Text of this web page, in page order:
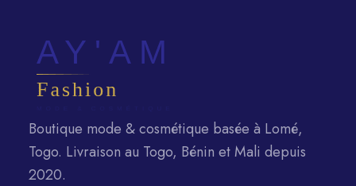
Boutique mode & cosmétique basée à Lomé,
Togo. Livraison au Togo, Bénin et Mali depuis
2020.